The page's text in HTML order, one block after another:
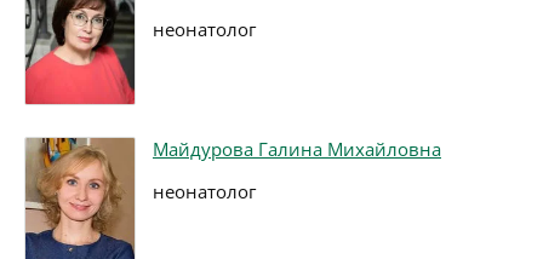
неонатолог
Майдурова Галина Михайловна
неонатолог